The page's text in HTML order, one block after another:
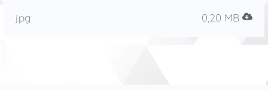
jpg 0,20 MB